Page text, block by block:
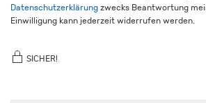
Datenschutzerklärung zwecks Beantwortung
Einwilligung kann jederzeit widerrufen werden.
SICHER!